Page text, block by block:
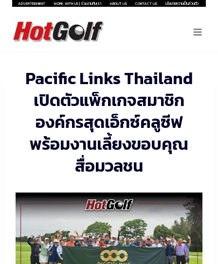
Skip
content
ADVERTISEMENT WORK WITH US | ร่วมงานกับเรา ABOUT US CONTACT US นโยบายความเป็นส่วนตัว
Pacific Links Thailand
เปิดตัวแพ็กเกจสมาชิก
องค์กรสุดเอ็กซ์คลูซีฟ
พร้อมงานเลี้ยงขอบคุณ
สื่อมวลชน